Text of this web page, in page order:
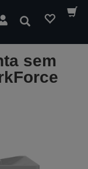
Pesquisar
sem